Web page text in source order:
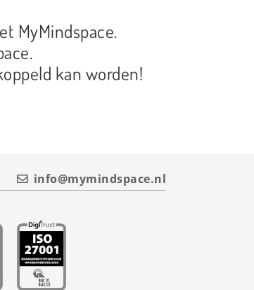
MyMindspace.
kan worden!
info@mymindspace.nl